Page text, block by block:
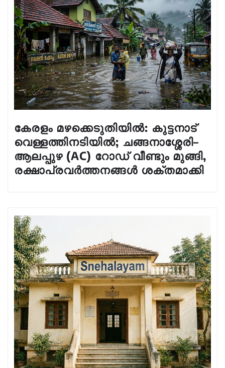
കേരളം മഴക്കെടുതിയിൽ: കുട്ടനാട്
വെള്ളത്തിനടിയിൽ; ചങ്ങനാശ്ശേരി–
ആലപ്പുഴ (AC) റോഡ് വീണ്ടും മുങ്ങി,
രക്ഷാപ്രവർത്തനങ്ങൾ ശക്തമാക്കി